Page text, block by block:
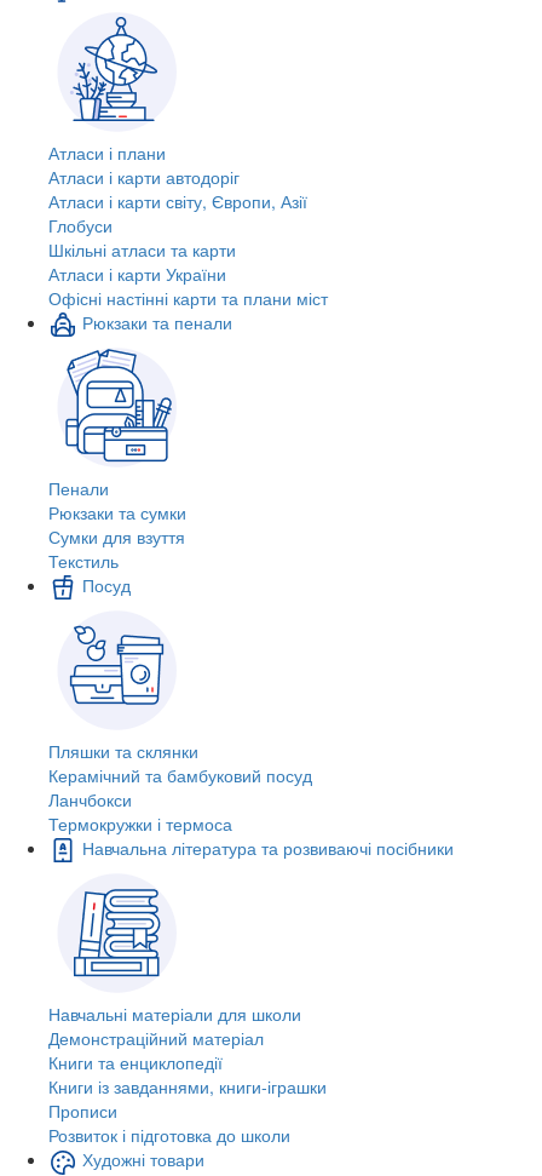
Атласи і плани
Атласи і карти автодоріг
Атласи і карти світу, Європи, Азії
Глобуси
Шкільні атласи та карти
Атласи і карти України
Офісні настінні карти та плани міст
Рюкзаки та пенали
Пенали
Рюкзаки та сумки
Сумки для взуття
Текстиль
Посуд
Пляшки та склянки
Керамічний та бамбуковий посуд
Ланчбокси
Термокружки і термоса
Навчальна література та розвиваючі посібники
Навчальні матеріали для школи
Демонстраційний матеріал
Книги та енциклопедії
Книги із завданнями, книги-іграшки
Прописи
Розвиток і підготовка до школи
Художні товари